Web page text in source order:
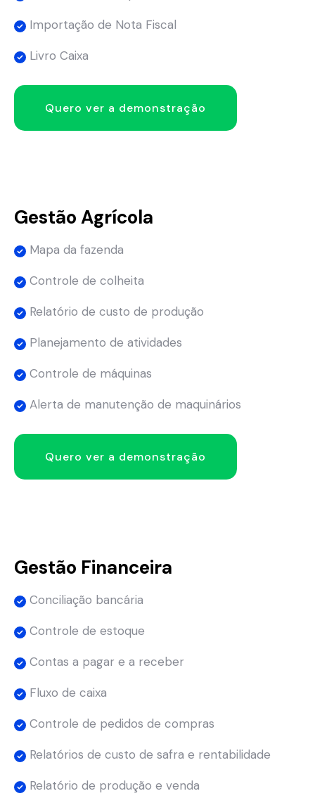
Importação de Nota Fiscal
Livro Caixa
Quero ver a demonstração
Gestão Agrícola
Mapa da fazenda
Controle de colheita
Relatório de custo de produção
Planejamento de atividades
Controle de máquinas
Alerta de manutenção de maquinários
Quero ver a demonstração
Gestão Financeira
Conciliação bancária
Controle de estoque
Contas a pagar e a receber
Fluxo de caixa
Controle de pedidos de compras
Relatórios de custo de safra e rentabilidade
Relatório de produção e venda